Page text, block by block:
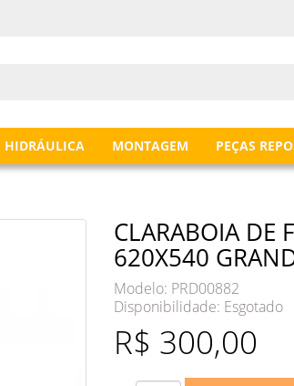
HIDRÁULICA MONTAGEM PEÇAS
CLARABOIA DE
620X540
Modelo: PRD00882
Disponibilidade: Esgotado
R$ 300,00